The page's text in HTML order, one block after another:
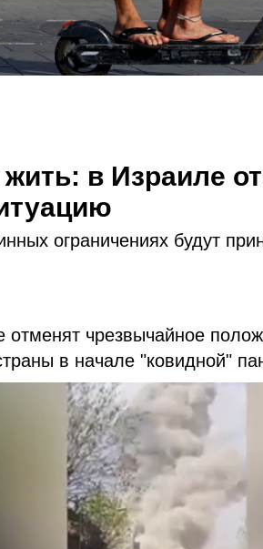
в Израиле
ограничениях будут
чрезвычайное
в начале "ковидной"